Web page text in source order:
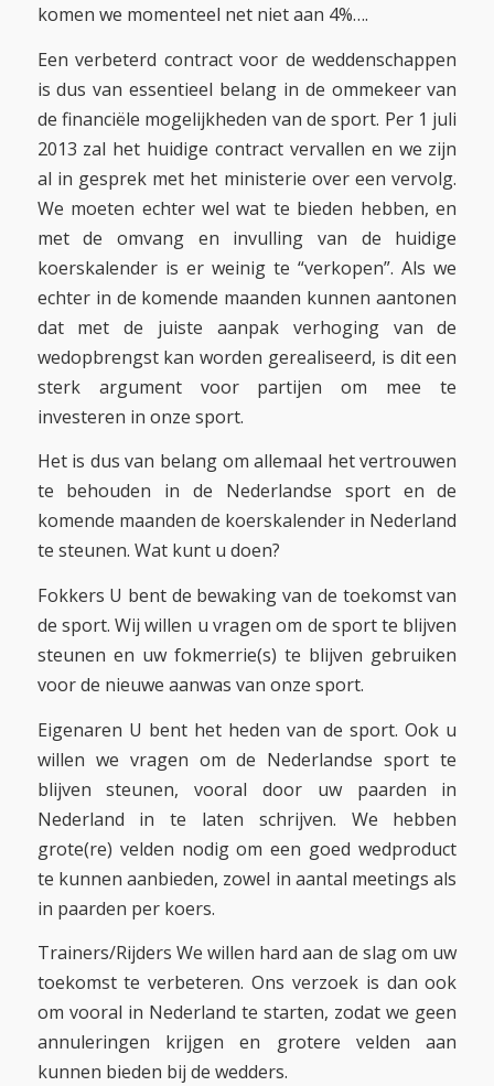
komen we momenteel net niet aan 4%….
Een verbeterd contract voor de weddenschappen
is dus van essentieel belang in de ommekeer van
de financiële mogelijkheden van de sport. Per 1 juli
2013 zal het huidige contract vervallen en we zijn
al in gesprek met het ministerie over een vervolg.
We moeten echter wel wat te bieden hebben, en
met de omvang en invulling van de huidige
koerskalender is er weinig te “verkopen”. Als we
echter in de komende maanden kunnen aantonen
dat met de juiste aanpak verhoging van de
wedopbrengst kan worden gerealiseerd, is dit een
sterk argument voor partijen om mee te
investeren in onze sport.
Het is dus van belang om allemaal het vertrouwen
te behouden in de Nederlandse sport en de
komende maanden de koerskalender in Nederland
te steunen. Wat kunt u doen?
Fokkers U bent de bewaking van de toekomst van
de sport. Wij willen u vragen om de sport te blijven
steunen en uw fokmerrie(s) te blijven gebruiken
voor de nieuwe aanwas van onze sport.
Eigenaren U bent het heden van de sport. Ook u
willen we vragen om de Nederlandse sport te
blijven steunen, vooral door uw paarden in
Nederland in te laten schrijven. We hebben
grote(re) velden nodig om een goed wedproduct
te kunnen aanbieden, zowel in aantal meetings als
in paarden per koers.
Trainers/Rijders We willen hard aan de slag om uw
toekomst te verbeteren. Ons verzoek is dan ook
om vooral in Nederland te starten, zodat we geen
annuleringen krijgen en grotere velden aan
kunnen bieden bij de wedders.